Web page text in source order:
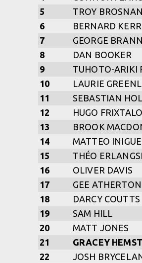
5
TROY BROSNAN
6
BERNARD KERR
7
GEORGE
8
DAN BOOKER
9
TUHOTO-ARIKI
10
LAURIE
11
SEBASTIAN
12
HUGO
13
BROOK
14
MATTEO
15
THÉO
16
OLIVER DAVIS
17
GEE ATHERTON
18
DARCY COUTTS
19
SAM HILL
20
MATT JONES
21
GRACEY
22
JOSH